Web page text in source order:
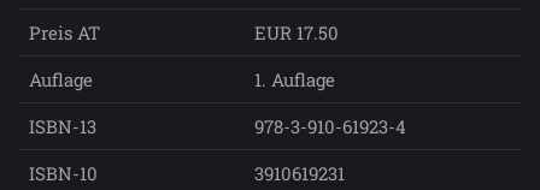
Preis AT
EUR 17.50
Auflage
1. Auflage
ISBN-13
978-3-910-61923-4
ISBN-10
3910619231